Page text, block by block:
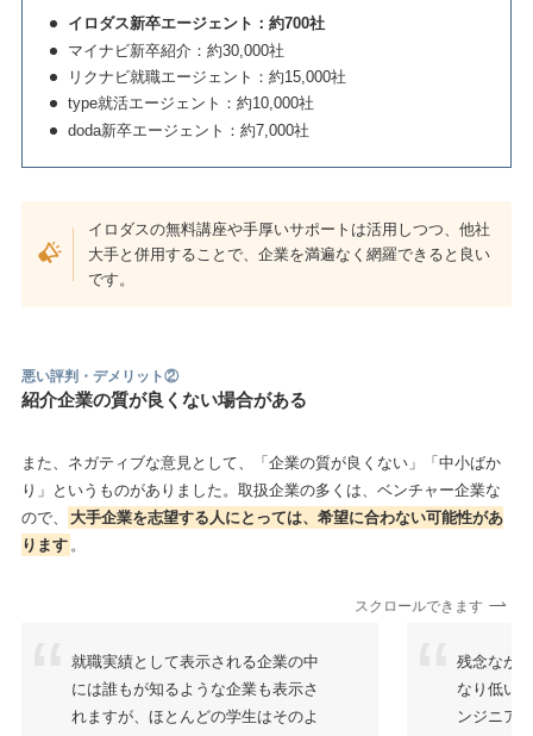
イロダス新卒エージェント：約700社
マイナビ新卒紹介：約30,000社
リクナビ就職エージェント：約15,000社
type就活エージェント：約10,000社
doda新卒エージェント：約7,000社
イロダスの無料講座や手厚いサポートは活用しつつ、他社
大手と併用することで、企業を満遍なく網羅できると良い
です。
悪い評判・デメリット②
紹介企業の質が良くない場合がある
また、ネガティブな意見として、「企業の質が良くない」「中小ばか
り」というものがありました。取扱企業の多くは、ベンチャー企業な
ので、
大手企業を志望する人にとっては、希望に合わない可能性があ
ります 。
スクロールできます
就職実績として表示される企業の中
には誰もが知るような企業も表示さ
れますが、ほとんどの学生はそのよ
残念なが
なり低い
ンジニア